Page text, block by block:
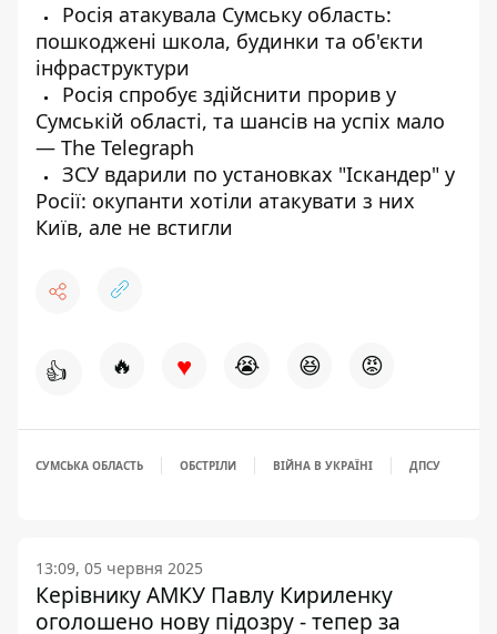
Росія атакувала Сумську область:
пошкоджені школа, будинки та об'єкти
інфраструктури
Росія спробує здійснити прорив у
Сумській області, та шансів на успіх мало
— The Telegraph
ЗСУ вдарили по установках "Іскандер" у
Росії: окупанти хотіли атакувати з них
Київ, але не встигли
👍 🔥 ♥ 😭 😆 😡
СУМСЬКА ОБЛАСТЬ ОБСТРІЛИ ВІЙНА В УКРАЇНІ ДПСУ
13:09, 05 червня 2025
Керівнику АМКУ Павлу Кириленку
оголошено нову підозру - тепер за